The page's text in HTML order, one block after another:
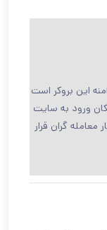
این بروکر است
ورود به سایت
گران قرار